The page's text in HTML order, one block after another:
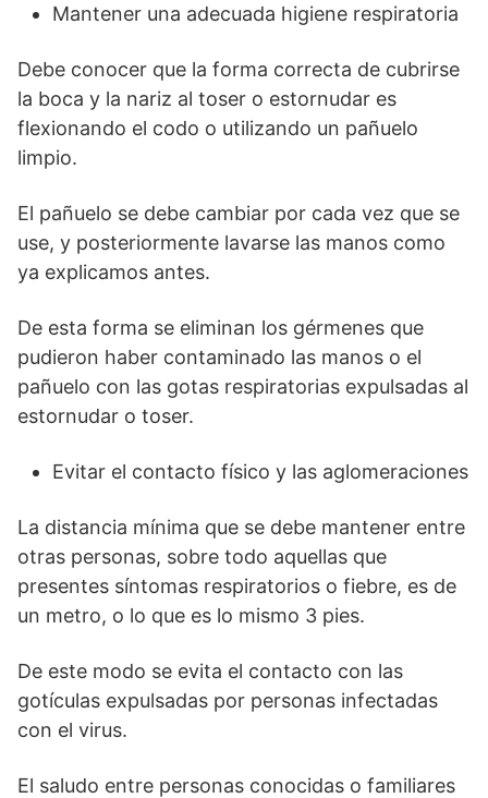
Mantener una adecuada higiene respiratoria
Debe conocer que la forma correcta de cubrirse
la boca y la nariz al toser o estornudar es
flexionando el codo o utilizando un pañuelo
limpio.
El pañuelo se debe cambiar por cada vez que se
use, y posteriormente lavarse las manos como
ya explicamos antes.
De esta forma se eliminan los gérmenes que
pudieron haber contaminado las manos o el
pañuelo con las gotas respiratorias expulsadas al
estornudar o toser.
Evitar el contacto físico y las aglomeraciones
La distancia mínima que se debe mantener entre
otras personas, sobre todo aquellas que
presentes síntomas respiratorios o fiebre, es de
un metro, o lo que es lo mismo 3 pies.
De este modo se evita el contacto con las
gotículas expulsadas por personas infectadas
con el virus.
El saludo entre personas conocidas o familiares